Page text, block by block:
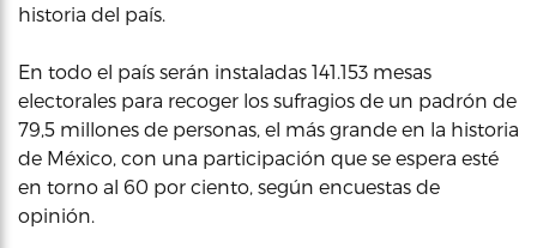
historia del país.
En todo el país serán instaladas 141.153 mesas
electorales para recoger los sufragios de un padrón de
79,5 millones de personas, el más grande en la historia
de México, con una participación que se espera esté
en torno al 60 por ciento, según encuestas de
opinión.